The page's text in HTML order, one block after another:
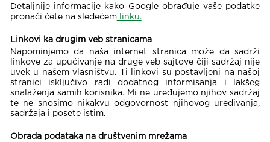
Detaljnije informacije kako Google obrađuje vaše podatke
pronaći ćete na sledećemlinku.
Linkovi ka drugim veb stranicama
Napominjemo da naša internet stranica može da sadrži
linkove za upućivanje na druge veb sajtove čiji sadržaj nije
uvek u našem vlasništvu. Ti linkovi su postavljeni na našoj
stranici isključivo radi dodatnog informisanja i lakšeg
snalaženja samih korisnika. Mi ne uređujemo njihov sadržaj
te ne snosimo nikakvu odgovornost njihovog uređivanja,
sadržaja i posete istim.
Obrada podataka na društvenim mrežama